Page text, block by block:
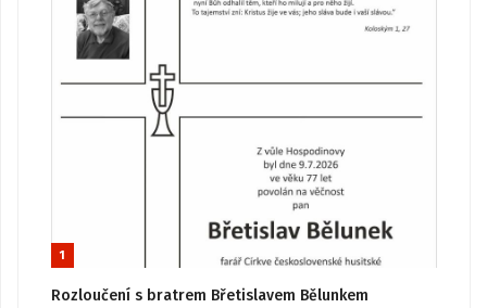
1
Rozloučení s bratrem Břetislavem Bělunkem